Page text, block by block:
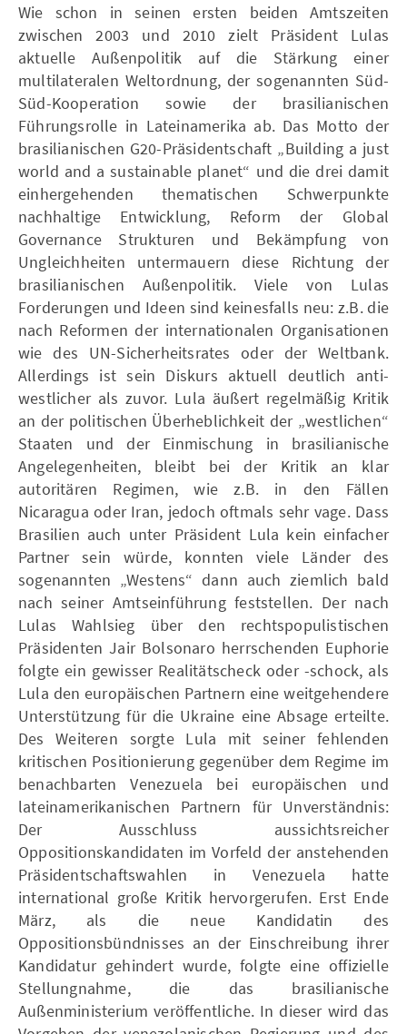
Wie schon in seinen ersten beiden Amtszeiten
zwischen 2003 und 2010 zielt Präsident Lulas
aktuelle Außenpolitik auf die Stärkung einer
multilateralen Weltordnung, der sogenannten Süd-
Süd-Kooperation sowie der brasilianischen
Führungsrolle in Lateinamerika ab. Das Motto der
brasilianischen G20-Präsidentschaft „Building a just
world and a sustainable planet“ und die drei damit
einhergehenden thematischen Schwerpunkte
nachhaltige Entwicklung, Reform der Global
Governance Strukturen und Bekämpfung von
Ungleichheiten untermauern diese Richtung der
brasilianischen Außenpolitik. Viele von Lulas
Forderungen und Ideen sind keinesfalls neu: z.B. die
nach Reformen der internationalen Organisationen
wie des UN-Sicherheitsrates oder der Weltbank.
Allerdings ist sein Diskurs aktuell deutlich anti-
westlicher als zuvor. Lula äußert regelmäßig Kritik
an der politischen Überheblichkeit der „westlichen“
Staaten und der Einmischung in brasilianische
Angelegenheiten, bleibt bei der Kritik an klar
autoritären Regimen, wie z.B. in den Fällen
Nicaragua oder Iran, jedoch oftmals sehr vage. Dass
Brasilien auch unter Präsident Lula kein einfacher
Partner sein würde, konnten viele Länder des
sogenannten „Westens“ dann auch ziemlich bald
nach seiner Amtseinführung feststellen. Der nach
Lulas Wahlsieg über den rechtspopulistischen
Präsidenten Jair Bolsonaro herrschenden Euphorie
folgte ein gewisser Realitätscheck oder -schock, als
Lula den europäischen Partnern eine weitgehendere
Unterstützung für die Ukraine eine Absage erteilte.
Des Weiteren sorgte Lula mit seiner fehlenden
kritischen Positionierung gegenüber dem Regime im
benachbarten Venezuela bei europäischen und
lateinamerikanischen Partnern für Unverständnis:
Der Ausschluss aussichtsreicher
Oppositionskandidaten im Vorfeld der anstehenden
Präsidentschaftswahlen in Venezuela hatte
international große Kritik hervorgerufen. Erst Ende
März, als die neue Kandidatin des
Oppositionsbündnisses an der Einschreibung ihrer
Kandidatur gehindert wurde, folgte eine offizielle
Stellungnahme, die das brasilianische
Außenministerium veröffentliche. In dieser wird das